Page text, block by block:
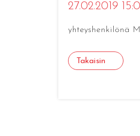
27.02.2019
yhteyshenkilönä
Takaisin